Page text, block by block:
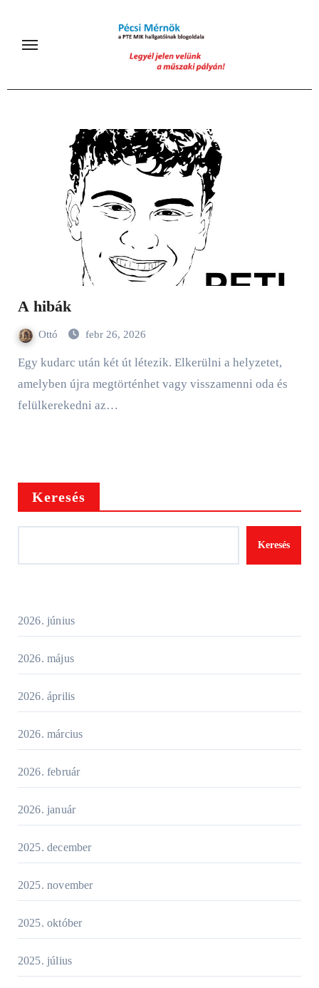
content
A hibák
Ottó febr 26, 2026
Egy kudarc után két út létezik. Elkerülni a helyzetet,
amelyben újra megtörténhet vagy visszamenni oda és
felülkerekedni az…
Keresés
Keresés
2026. június
2026. május
2026. április
2026. március
2026. február
2026. január
2025. december
2025. november
2025. október
2025. július